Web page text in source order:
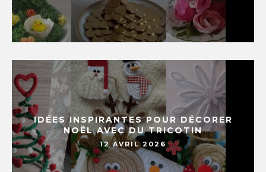
IDÉES INSPIRANTES POUR DÉCORER
NOËL AVEC DU TRICOTIN
12 AVRIL 2026